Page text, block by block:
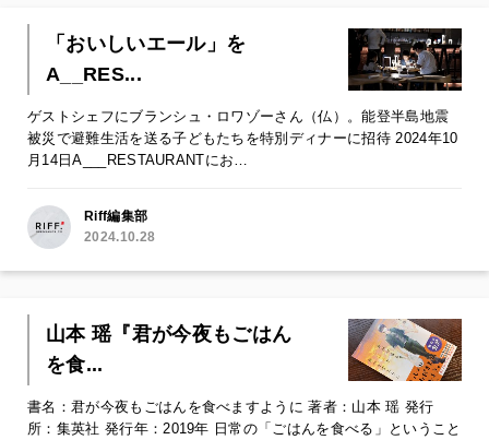
「おいしいエール」を
A__RES...
ゲストシェフにブランシュ・ロワゾーさん（仏）。能登半島地震
被災で避難生活を送る子どもたちを特別ディナーに招待 2024年10
月14日A___RESTAURANTにお…
Riff編集部
2024.10.28
山本 瑶『君が今夜もごはん
を食...
書名：君が今夜もごはんを食べますように 著者：山本 瑶 発行
所：集英社 発行年：2019年 日常の「ごはんを食べる」ということ